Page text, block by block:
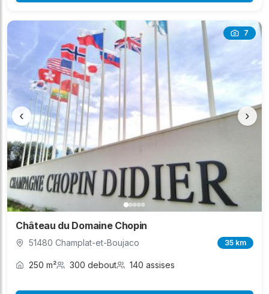
7
‹ ›
Château du Domaine Chopin
51480 Champlat-et-Boujaco 35 km
250 m² 300 debout 140 assises